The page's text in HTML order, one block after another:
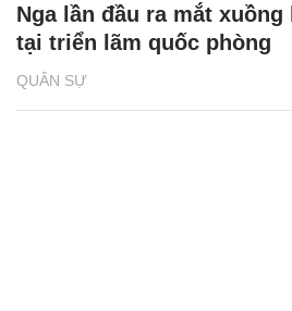
QUÂN SỰ
Nga lần đầu ra mắt
tại triển lãm quốc phòng